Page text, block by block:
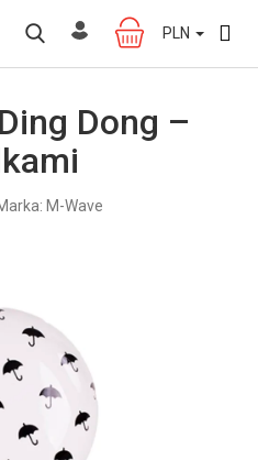
KOSZYK
PLN
Dong –
M-Wave